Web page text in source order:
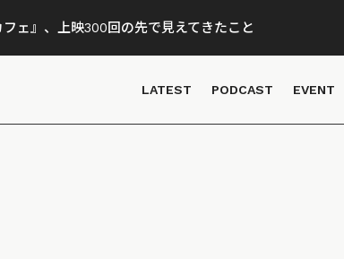
ェ』、上映300回の先で見えてきたこと
LATEST PODCAST EVENT